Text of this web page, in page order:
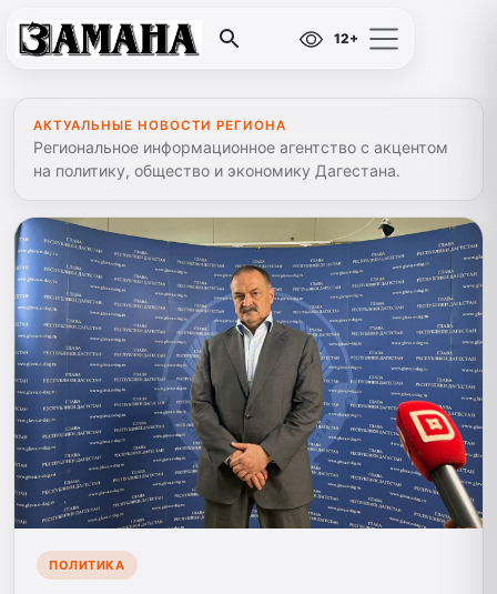
12+
АКТУАЛЬНЫЕ НОВОСТИ РЕГИОНА
Региональное информационное агентство с акцентом
на политику, общество и экономику Дагестана.
ПОЛИТИКА